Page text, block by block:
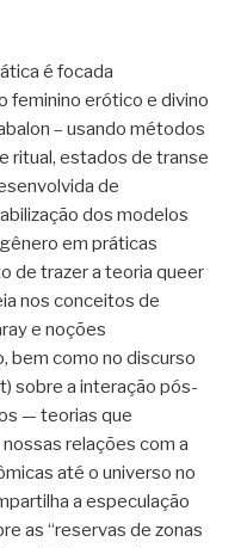
é focada
feminino erótico e divino
– usando métodos
ritual, estados de transe
de
dos modelos
em práticas
de trazer a teoria queer
nos conceitos de
e noções
bem como no discurso
sobre a interação pós-
— teorias que
relações com a
até o universo no
a especulação
as “reservas de zonas